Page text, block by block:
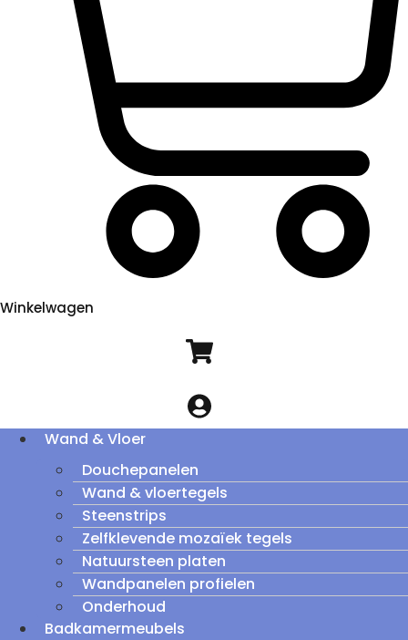
Winkelwagen
Wand & Vloer
Douchepanelen
Wand & vloertegels
Steenstrips
Zelfklevende mozaïek tegels
Natuursteen platen
Wandpanelen profielen
Onderhoud
Badkamermeubels